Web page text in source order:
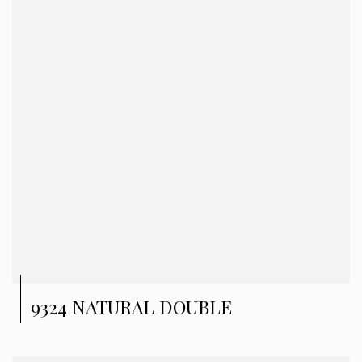
9324 NATURAL DOUBLE